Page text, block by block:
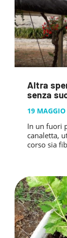
Altra
senza
19 MAGGIO
In un fuori
canaletta,
corso sia